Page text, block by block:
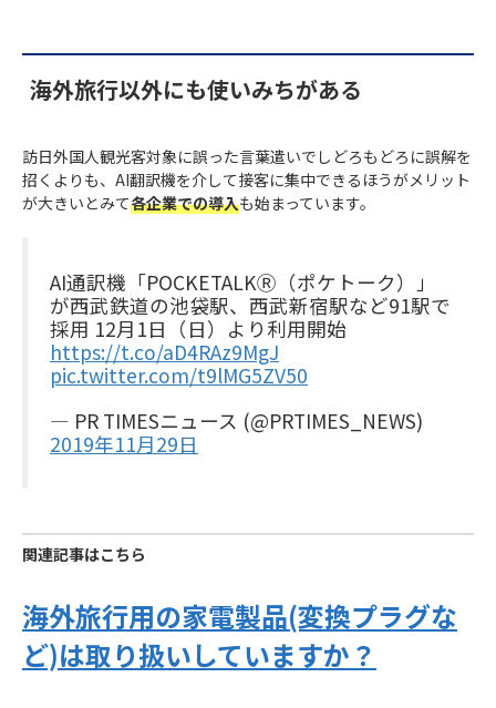
海外旅行以外にも使いみちがある
訪日外国人観光客対象に誤った言葉遣いでしどろもどろに誤解を
招くよりも、AI翻訳機を介して接客に集中できるほうがメリット
が大きいとみて各企業での導入も始まっています。
AI通訳機「POCKETALKⓇ（ポケトーク）」
が西武鉄道の池袋駅、西武新宿駅など91駅で
採用 12月1日（日）より利用開始
https://t.co/aD4RAz9MgJ
pic.twitter.com/t9lMG5ZV50
— PR TIMESニュース (@PRTIMES_NEWS)
2019年11月29日
関連記事はこちら
海外旅行用の家電製品(変換プラグな
ど)は取り扱いしていますか？